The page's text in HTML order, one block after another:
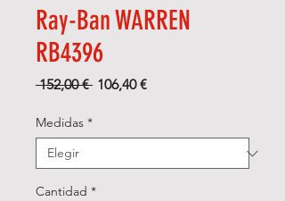
Ray-Ban WARREN
RB4396
152,00 € Precio
106,40 €Precio
Medidas *
Cantidad *